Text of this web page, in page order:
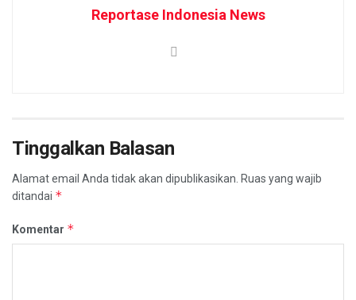
Reportase Indonesia News
Tinggalkan Balasan
Alamat email Anda tidak akan dipublikasikan. Ruas yang wajib
ditandai *
Komentar *